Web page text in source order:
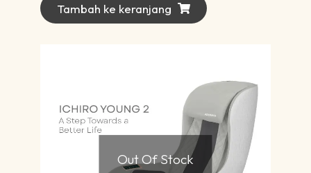
Tambah ke keranjang
Out Of Stock